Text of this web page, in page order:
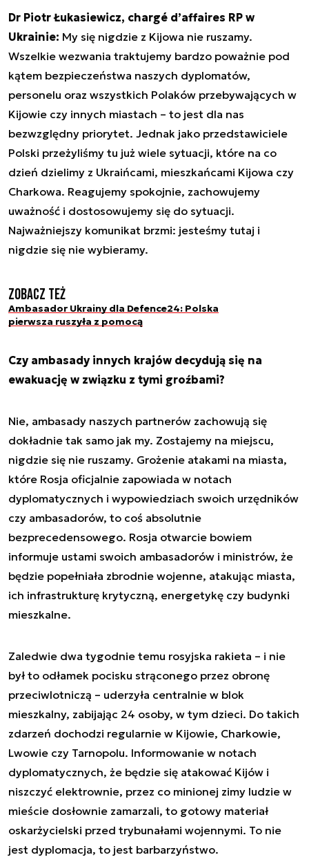
Dr Piotr Łukasiewicz, chargé d’affaires RP w
Ukrainie: My się nigdzie z Kijowa nie ruszamy.
Wszelkie wezwania traktujemy bardzo poważnie pod
kątem bezpieczeństwa naszych dyplomatów,
personelu oraz wszystkich Polaków przebywających w
Kijowie czy innych miastach – to jest dla nas
bezwzględny priorytet. Jednak jako przedstawiciele
Polski przeżyliśmy tu już wiele sytuacji, które na co
dzień dzielimy z Ukraińcami, mieszkańcami Kijowa czy
Charkowa. Reagujemy spokojnie, zachowujemy
uważność i dostosowujemy się do sytuacji.
Najważniejszy komunikat brzmi: jesteśmy tutaj i
nigdzie się nie wybieramy.
Zobacz też
Ambasador Ukrainy dla Defence24: Polska
pierwsza ruszyła z pomocą
Czy ambasady innych krajów decydują się na
ewakuację w związku z tymi groźbami?
Nie, ambasady naszych partnerów zachowują się
dokładnie tak samo jak my. Zostajemy na miejscu,
nigdzie się nie ruszamy. Grożenie atakami na miasta,
które Rosja oficjalnie zapowiada w notach
dyplomatycznych i wypowiedziach swoich urzędników
czy ambasadorów, to coś absolutnie
bezprecedensowego. Rosja otwarcie bowiem
informuje ustami swoich ambasadorów i ministrów, że
będzie popełniała zbrodnie wojenne, atakując miasta,
ich infrastrukturę krytyczną, energetykę czy budynki
mieszkalne.
Zaledwie dwa tygodnie temu rosyjska rakieta – i nie
był to odłamek pocisku strąconego przez obronę
przeciwlotniczą – uderzyła centralnie w blok
mieszkalny, zabijając 24 osoby, w tym dzieci. Do takich
zdarzeń dochodzi regularnie w Kijowie, Charkowie,
Lwowie czy Tarnopolu. Informowanie w notach
dyplomatycznych, że będzie się atakować Kijów i
niszczyć elektrownie, przez co minionej zimy ludzie w
mieście dosłownie zamarzali, to gotowy materiał
oskarżycielski przed trybunałami wojennymi. To nie
jest dyplomacja, to jest barbarzyństwo.